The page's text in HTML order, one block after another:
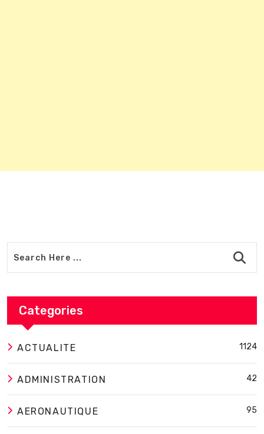
Categories
ACTUALITE 1124
ADMINISTRATION 42
AERONAUTIQUE 95